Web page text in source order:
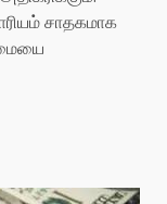
சாதகமாக